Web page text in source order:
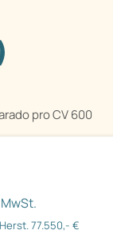
pro CV 600
77.550,- €